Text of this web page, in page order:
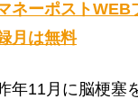
ネーポスト
月は無料
年11月に脳梗塞